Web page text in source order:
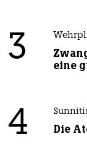
3
eine
4 Die